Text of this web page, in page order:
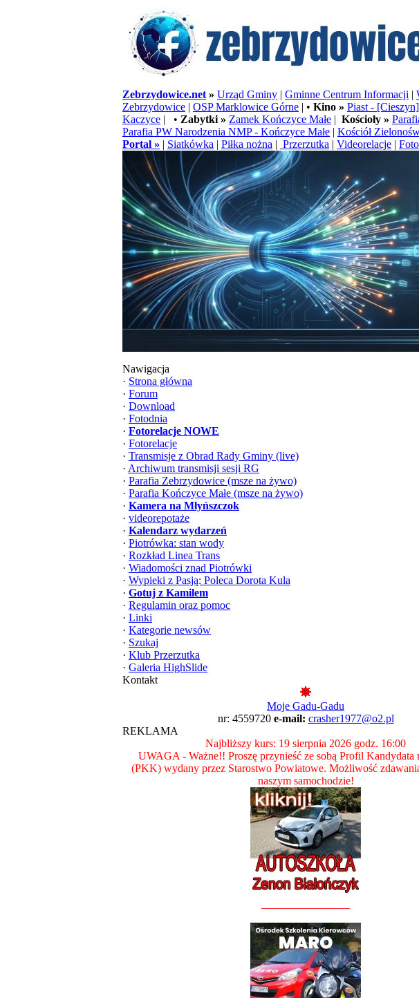
Zebrzydowice.net » Urząd Gminy | Gminne Centrum Informacji |
Zebrzydowice | OSP Marklowice Górne | • Kino » Piast - [Cieszyn]
Kaczyce | • Zabytki » Zamek Kończyce Małe | Kościoły »
Parafia PW Narodzenia NMP - Kończyce Małe | Kościół
Portal » | Siatkówka | Piłka nożna | Przerzutka | Videorelacje |
Nawigacja
· Strona główna
· Forum
· Download
· Fotodnia
· Fotorelacje NOWE
· Fotorelacje
· Transmisje z Obrad Rady Gminy (live)
· Archiwum transmisji sesji RG
· Parafia Zebrzydowice (msze na żywo)
· Parafia Kończyce Małe (msze na żywo)
· Kamera na Młyńszczok
· videorepotaże
· Kalendarz wydarzeń
· Piotrówka: stan wody
· Rozkład Linea Trans
· Wiadomości znad Piotrówki
· Wypieki z Pasją: Poleca Dorota Kula
· Gotuj z Kamilem
· Regulamin oraz pomoc
· Linki
· Kategorie newsów
· Szukaj
· Klub Przerzutka
· Galeria HighSlide
Kontakt
Moje Gadu-Gadu
nr: 4559720 e-mail: crasher1977@o2.pl
REKLAMA
Najbliższy kurs: 19 sierpnia 2026 godz. 16:00
UWAGA - Ważne!! Proszę przynieść ze sobą Profil Kandydata
(PKK) wydany przez Starostwo Powiatowe. Możliwość
naszym samochodzie!